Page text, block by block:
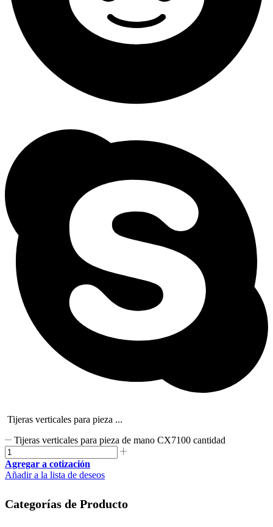
Tijeras verticales para pieza ...
Tijeras verticales para pieza de mano CX7100 cantidad
Agregar a cotización
Añadir a la lista de deseos
Categorías de Producto